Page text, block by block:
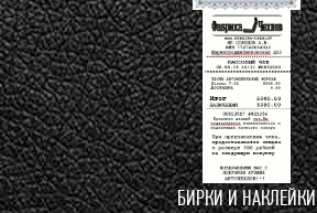
БИРКИ И НАКЛЕЙКИ